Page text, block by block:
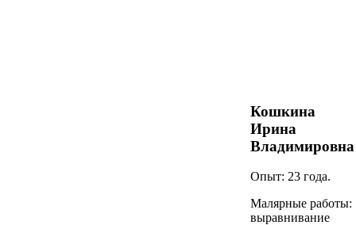
Кошкина
Ирина
Владимировна
Опыт: 23 года.
Малярные работы:
выравнивание